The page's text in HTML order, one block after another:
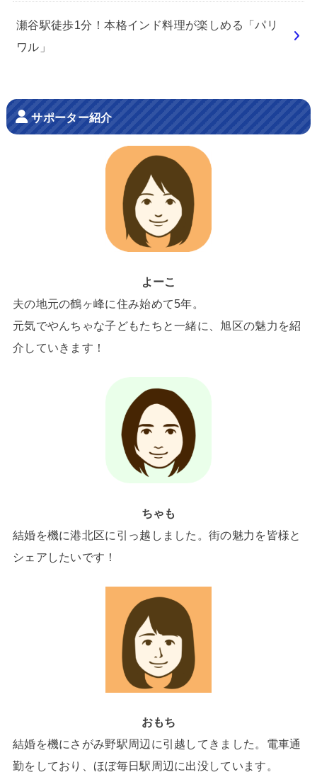
瀬谷駅徒歩1分！本格インド料理が楽しめる「パリ
ワル」
サポーター紹介
よーこ
夫の地元の鶴ヶ峰に住み始めて5年。
元気でやんちゃな子どもたちと一緒に、旭区の魅力を紹
介していきます！
ちゃも
結婚を機に港北区に引っ越しました。街の魅力を皆様と
シェアしたいです！
おもち
結婚を機にさがみ野駅周辺に引越してきました。電車通
勤をしており、ほぼ毎日駅周辺に出没しています。